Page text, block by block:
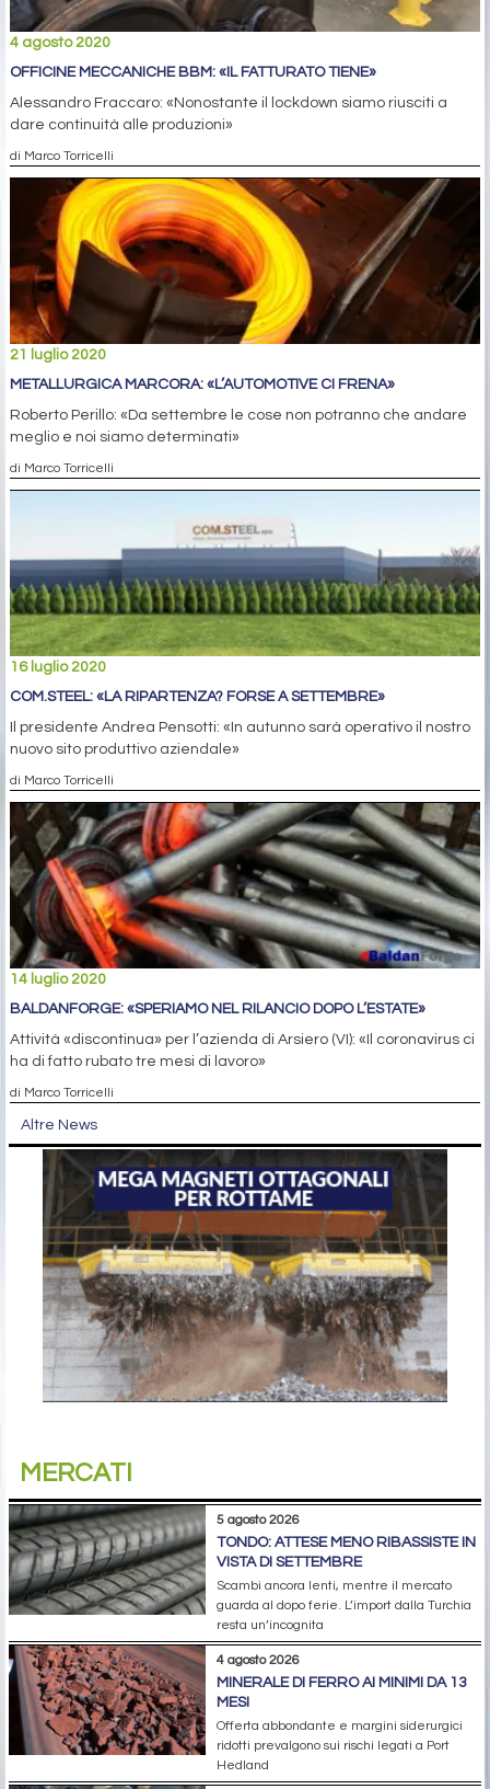
4 agosto 2020
OFFICINE MECCANICHE BBM: «IL FATTURATO TIENE»
Alessandro Fraccaro: «Nonostante il lockdown siamo riusciti a
dare continuità alle produzioni»
di Marco Torricelli
21 luglio 2020
METALLURGICA MARCORA: «L’AUTOMOTIVE CI FRENA»
Roberto Perillo: «Da settembre le cose non potranno che andare
meglio e noi siamo determinati»
di Marco Torricelli
16 luglio 2020
COM.STEEL: «LA RIPARTENZA? FORSE A SETTEMBRE»
Il presidente Andrea Pensotti: «In autunno sarà operativo il nostro
nuovo sito produttivo aziendale»
di Marco Torricelli
14 luglio 2020
BALDANFORGE: «SPERIAMO NEL RILANCIO DOPO L’ESTATE»
Attività «discontinua» per l’azienda di Arsiero (VI): «Il coronavirus ci
ha di fatto rubato tre mesi di lavoro»
di Marco Torricelli
Altre News
MERCATI
5 agosto 2026
TONDO: ATTESE MENO RIBASSISTE IN
VISTA DI SETTEMBRE
Scambi ancora lenti, mentre il mercato
guarda al dopo ferie. L’import dalla Turchia
resta un’incognita
4 agosto 2026
MINERALE DI FERRO AI MINIMI DA 13
MESI
Offerta abbondante e margini siderurgici
ridotti prevalgono sui rischi legati a Port
Hedland